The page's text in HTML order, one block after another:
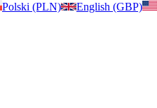
Polski (PLN) English (GBP)